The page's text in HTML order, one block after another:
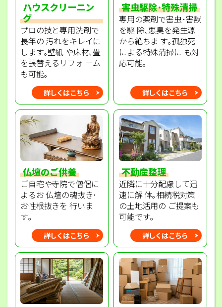
ハウスクリーニン
グ
プロの技と専用洗剤で
長年の 汚れをキレイに
します｡壁紙 や床材､畳
を張替えるリフォ ーム
も可能｡
詳しくはこちら
害虫駆除･特殊清掃
専用の薬剤で害虫･害獣
を駆 除､悪臭を発生源
から絶ちま す｡孤独死
による特殊清掃に も対
応可能｡
詳しくはこちら
仏壇のご供養
ご自宅や寺院で僧侶に
よるお 仏壇の魂抜き･
お性根抜きを 行いま
す｡
詳しくはこちら
不動産整理
近隣に十分配慮して迅
速に解 体｡相続税対策
の土地活用の ご提案も
可能です｡
詳しくはこちら